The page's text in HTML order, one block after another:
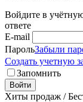
Войдите в
ответе
E-mail
ПарольЗабыли
Создать учетную
Запомнить
Войти
Хиты продаж /